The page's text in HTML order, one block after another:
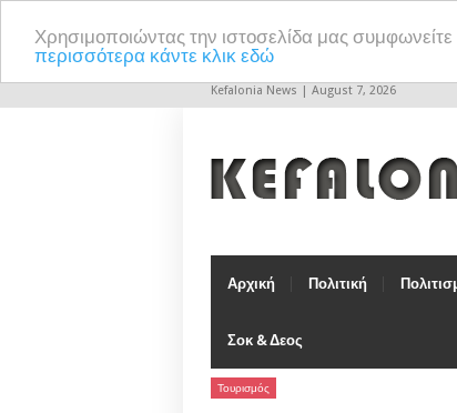
Χρησιμοποιώντας την ιστοσελίδα μας
περισσότερα κάντε κλικ εδώ
Kefalonia News | August 7, 2026
Αρχική Πολιτική
Σοκ & Δεος
Τουρισμός